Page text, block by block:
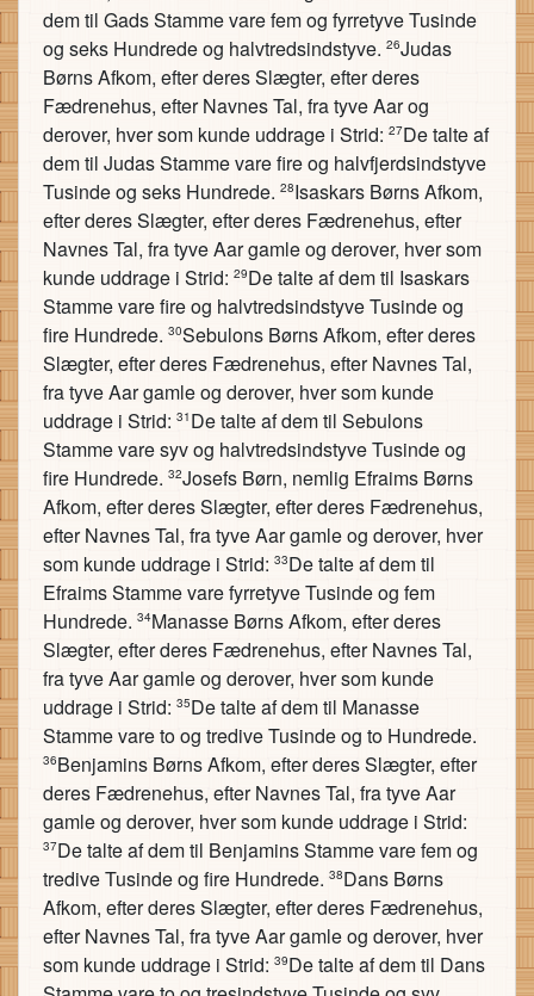
dem til Gads Stamme vare fem og fyrretyve Tusinde
og seks Hundrede og halvtredsindstyve. 26Judas
Børns Afkom, efter deres Slægter, efter deres
Fædrenehus, efter Navnes Tal, fra tyve Aar og
derover, hver som kunde uddrage i Strid: 27De talte af
dem til Judas Stamme vare fire og halvfjerdsindstyve
Tusinde og seks Hundrede. 28Isaskars Børns Afkom,
efter deres Slægter, efter deres Fædrenehus, efter
Navnes Tal, fra tyve Aar gamle og derover, hver som
kunde uddrage i Strid: 29De talte af dem til Isaskars
Stamme vare fire og halvtredsindstyve Tusinde og
fire Hundrede. 30Sebulons Børns Afkom, efter deres
Slægter, efter deres Fædrenehus, efter Navnes Tal,
fra tyve Aar gamle og derover, hver som kunde
uddrage i Strid: 31 De talte af dem til Sebulons
Stamme vare syv og halvtredsindstyve Tusinde og
fire Hundrede. 32Josefs Børn, nemlig Efraims Børns
Afkom, efter deres Slægter, efter deres Fædrenehus,
efter Navnes Tal, fra tyve Aar gamle og derover, hver
som kunde uddrage i Strid: 33De talte af dem til
Efraims Stamme vare fyrretyve Tusinde og fem
Hundrede. 34Manasse Børns Afkom, efter deres
Slægter, efter deres Fædrenehus, efter Navnes Tal,
fra tyve Aar gamle og derover, hver som kunde
uddrage i Strid: 35De talte af dem til Manasse
Stamme vare to og tredive Tusinde og to Hundrede.
36Benjamins Børns Afkom, efter deres Slægter, efter
deres Fædrenehus, efter Navnes Tal, fra tyve Aar
gamle og derover, hver som kunde uddrage i Strid:
37De talte af dem til Benjamins Stamme vare fem og
tredive Tusinde og fire Hundrede. 38Dans Børns
Afkom, efter deres Slægter, efter deres Fædrenehus,
efter Navnes Tal, fra tyve Aar gamle og derover, hver
som kunde uddrage i Strid: 39De talte af dem til Dans